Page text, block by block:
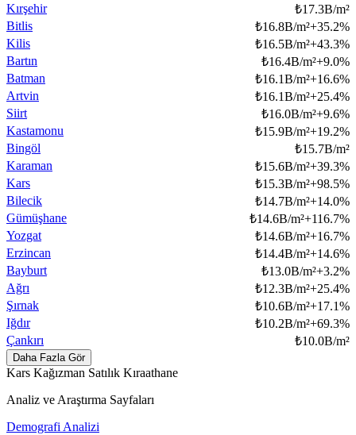
Kırşehir
₺17.3B/m²
Bitlis
₺16.8B/m²+35.2%
Kilis
₺16.5B/m²+43.3%
Bartın
₺16.4B/m²+9.0%
Batman
₺16.1B/m²+16.6%
Artvin
₺16.1B/m²+25.4%
Siirt
₺16.0B/m²+9.6%
Kastamonu
₺15.9B/m²+19.2%
Bingöl
₺15.7B/m²
Karaman
₺15.6B/m²+39.3%
Kars
₺15.3B/m²+98.5%
Bilecik
₺14.7B/m²+14.0%
Gümüşhane
₺14.6B/m²+116.7%
Yozgat
₺14.6B/m²+16.7%
Erzincan
₺14.4B/m²+14.6%
Bayburt
₺13.0B/m²+3.2%
Ağrı
₺12.3B/m²+25.4%
Şırnak
₺10.6B/m²+17.1%
Iğdır
₺10.2B/m²+69.3%
Çankırı
₺10.0B/m²
Daha Fazla Gör
Kars Kağızman Satılık Kıraathane
Analiz ve Araştırma Sayfaları
Demografi Analizi